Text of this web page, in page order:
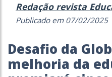
Redação revista
Publicado em 07/02/2025
Desafio da
melhoria da